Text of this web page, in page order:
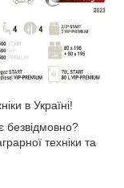
в Україні!
безвідмовно?
техніки та